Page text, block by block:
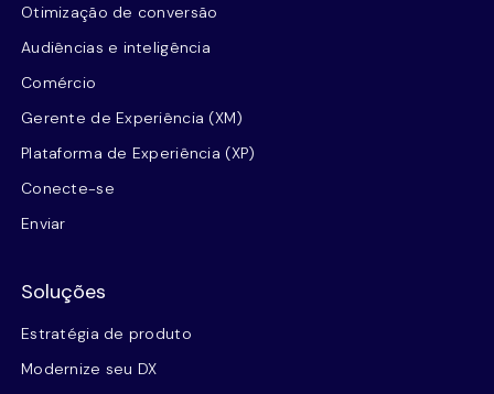
Otimização de conversão
Audiências e inteligência
Comércio
Gerente de Experiência (XM)
Plataforma de Experiência (XP)
Conecte-se
Enviar
Soluções
Estratégia de produto
Modernize seu DX